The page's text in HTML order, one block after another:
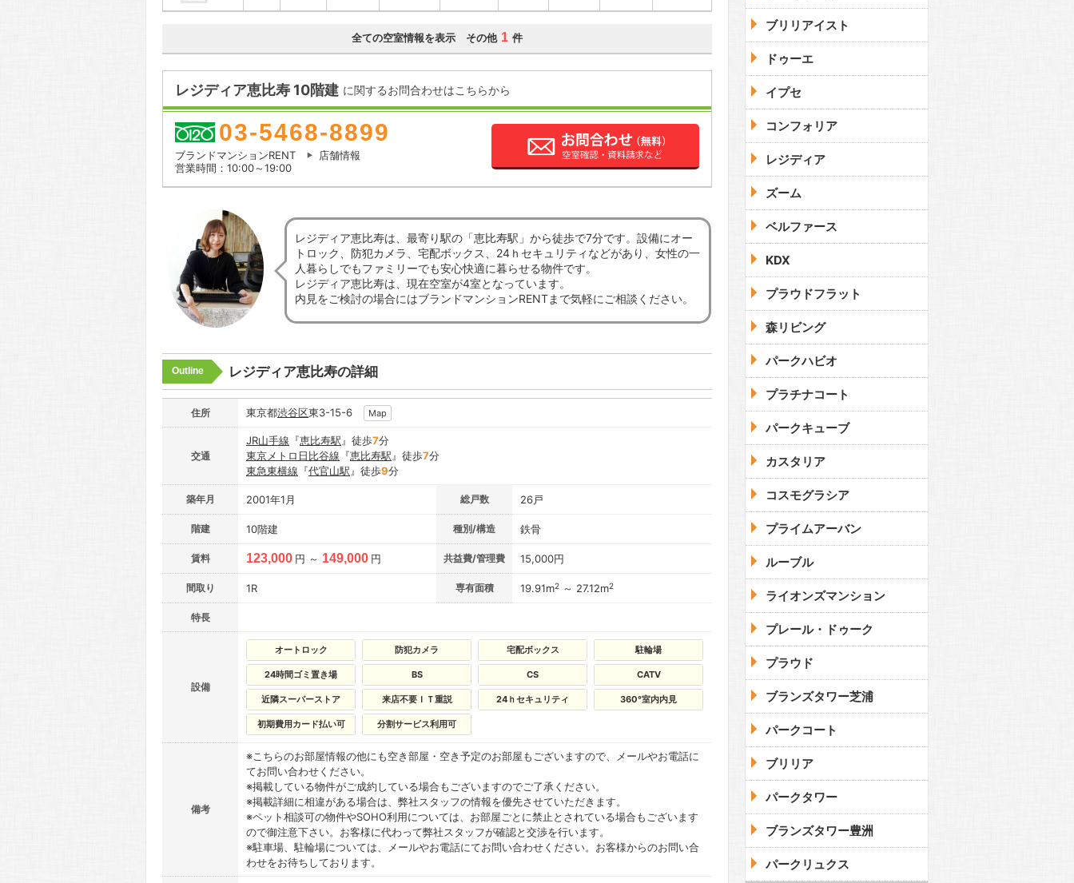
全ての空室情報を表示 その他 1 件
レジディア恵比寿 10階建 に関するお問合わせはこちらから
03-5468-8899
ブランドマンションRENT
店舗情報
営業時間：10:00～19:00
レジディア恵比寿は、最寄り駅の「恵比寿駅」から徒歩で7分です。設備にオー
トロック、防犯カメラ、宅配ボックス、24ｈセキュリティなどがあり、女性の一
人暮らしでもファミリーでも安心快適に暮らせる物件です。
レジディア恵比寿は、現在空室が4室となっています。
内見をご検討の場合にはブランドマンションRENTまで気軽にご相談ください。
Outline レジディア恵比寿の詳細
住所 東京都渋谷区東3-15-6 Map
交通
JR山手線 『恵比寿駅』徒歩7分
東京メトロ日比谷線 『恵比寿駅』徒歩7分
東急東横線 『代官山駅』徒歩9分
築年月 2001年1月 総戸数 26戸
階建 10階建 種別/構造 鉄骨
賃料 123,000 円 ～ 149,000 円 共益費/管理費 15,000円
間取り 1R 専有面積 19.91m2 ～ 27.12m2
特長
設備
オートロック 防犯カメラ 宅配ボックス 駐輪場
24時間ゴミ置き場 BS CS CATV
近隣スーパーストア 来店不要ＩＴ重説 24ｈセキュリティ 360°室内内見
初期費用カード払い可 分割サービス利用可
備考
※こちらのお部屋情報の他にも空き部屋・空き予定のお部屋もございますので、メールやお電話に
てお問い合わせください。
※掲載している物件がご成約している場合もございますのでご了承ください。
※掲載詳細に相違がある場合は、弊社スタッフの情報を優先させていただきます。
※ペット相談可の物件やSOHO利用については、お部屋ごとに禁止とされている場合もございます
ので御注意下さい。お客様に代わって弊社スタッフが確認と交渉を行います。
※駐車場、駐輪場については、メールやお電話にてお問い合わせください。お客様からのお問い合
わせをお待ちしております。
ブリリアイスト
ドゥーエ
イプセ
コンフォリア
レジディア
ズーム
ベルファース
KDX
プラウドフラット
森リビング
パークハビオ
プラチナコート
パークキューブ
カスタリア
コスモグラシア
プライムアーバン
ルーブル
ライオンズマンション
プレール・ドゥーク
プラウド
ブランズタワー芝浦
パークコート
ブリリア
パークタワー
ブランズタワー豊洲
パークリュクス